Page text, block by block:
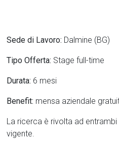
Sede di Lavoro: Dalmine (BG)
Tipo Offerta: Stage full-time
Durata: 6 mesi
Benefit: mensa aziendale
La ricerca è rivolta ad
vigente.